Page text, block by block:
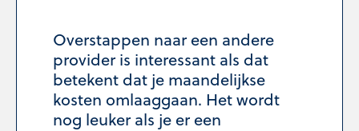
Overstappen naar een andere
provider is interessant als dat
betekent dat je maandelijkse
kosten omlaaggaan. Het wordt
nog leuker als je er een